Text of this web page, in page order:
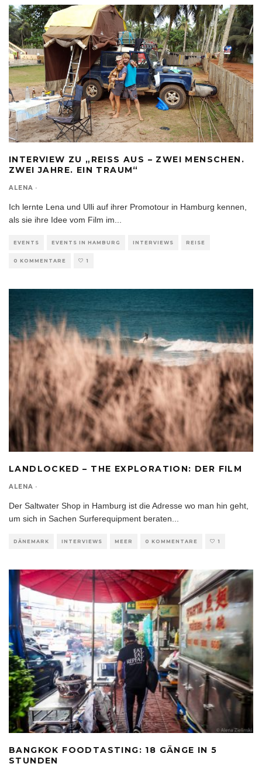
INTERVIEW ZU „REISS AUS – ZWEI MENSCHEN.
ZWEI JAHRE. EIN TRAUM“
ALENA ·
Ich lernte Lena und Ulli auf ihrer Promotour in Hamburg kennen,
als sie ihre Idee vom Film im
EVENTS EVENTS IN HAMBURG INTERVIEWS REISE
0 KOMMENTARE 1
LANDLOCKED – THE EXPLORATION: DER FILM
ALENA ·
Der Saltwater Shop in Hamburg ist die Adresse wo man hin geht,
um sich in Sachen Surferequipment beraten...
DÄNEMARK INTERVIEWS MEER 0 KOMMENTARE 1
BANGKOK FOODTASTING: 18 GÄNGE IN 5
STUNDEN